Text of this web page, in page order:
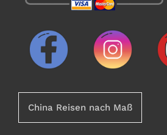
China Reisen nach Maß